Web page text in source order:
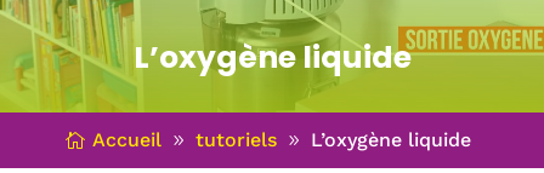
L’oxygène liquide
Accueil tutoriels L’oxygène liquide